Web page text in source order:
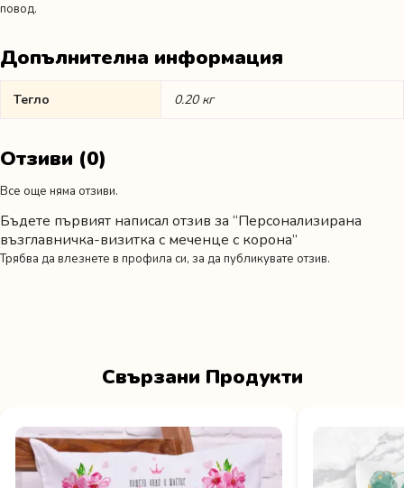
повод.
Допълнителна информация
Тегло 0.20 кг
Отзиви (0)
Все още няма отзиви.
Бъдете първият написал отзив за “Персонализирана
възглавничка-визитка с меченце с корона”
Трябва да влезнете в профила си, за да публикувате отзив.
Свързани Продукти